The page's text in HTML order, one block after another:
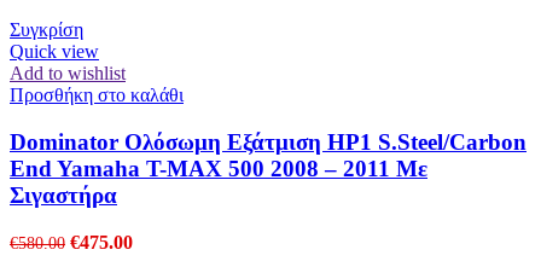
Συγκρίση
Quick view
Add to wishlist
Προσθήκη στο καλάθι
Dominator Ολόσωμη Εξάτμιση HP1 S.Steel/Carbon
End Yamaha T-MAX 500 2008 – 2011 Με
Σιγαστήρα
€580.00 Original
€475.00Η